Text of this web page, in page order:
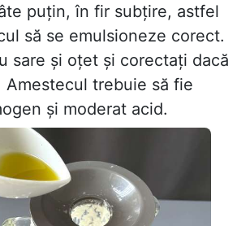
puțin, în fir subțire, astfel
să se emulsioneze corect.
sare și oțet și corectați dacă
Amestecul trebuie să fie
și moderat acid.